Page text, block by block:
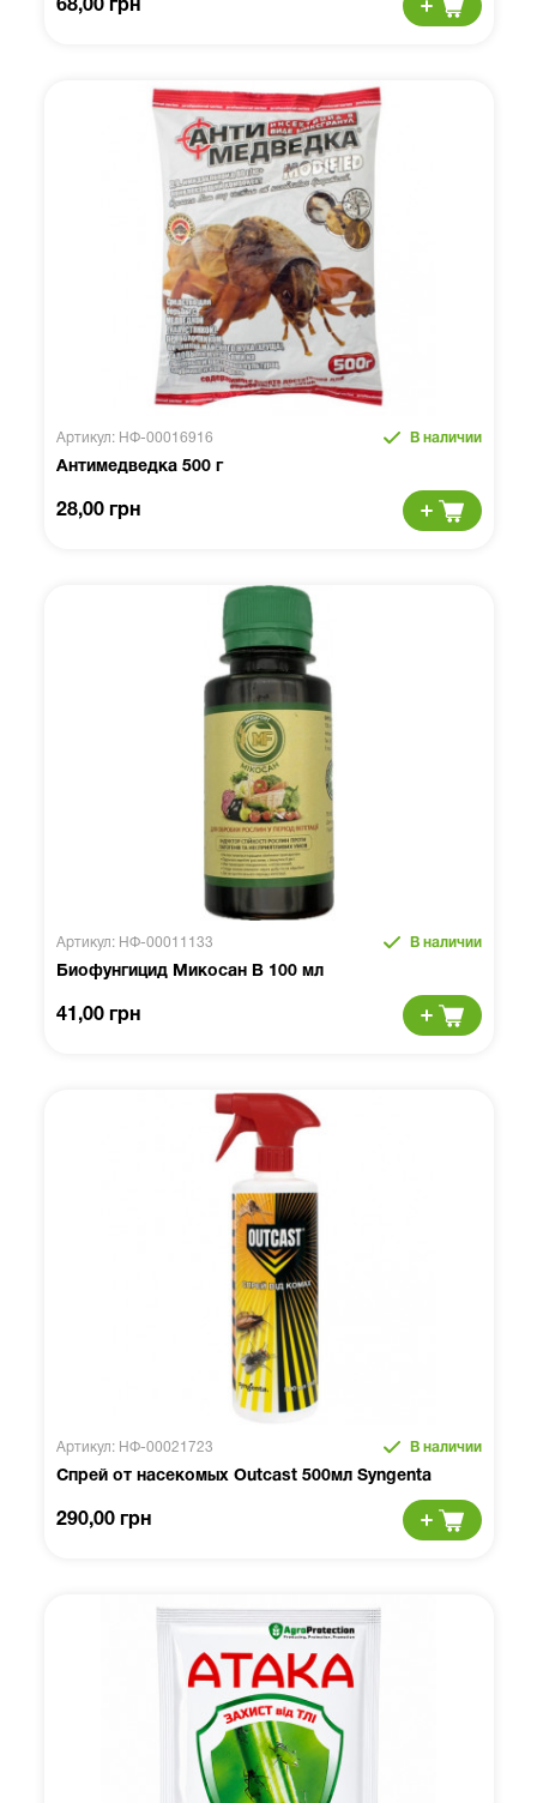
68,00 грн
Артикул: НФ-00016916 В наличии
Антимедведка 500 г
28,00 грн
Артикул: НФ-00011133 В наличии
Биофунгицид Микосан В 100 мл
41,00 грн
Артикул: НФ-00021723 В наличии
Спрей от насекомых Outcast 500мл Syngenta
290,00 грн